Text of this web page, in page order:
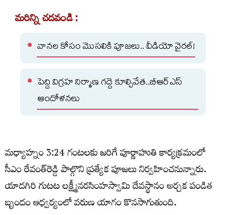
మరిన్ని చదవండి :
వానల కోసం మొసలికి పూజలు.. వీడియో వైరల్!
పెద్ది విగ్రహ నిర్మాణ గద్దె కూల్చివేత..బీఆర్ఎస్
ఆందోళనలు
మధ్యాహ్నం 3:24 గంటలకు జరిగే పూర్ణాహుతి కార్యక్రమంలో
సీఎం రేవంత్‌రెడ్డి పాల్గొని ప్రత్యేక పూజలు నిర్వహించనున్నారు.
యాదగిరి గుటట లక్ష్మీనరసింహస్వామి దేవస్థానం అర్చక పండిత
బృందం ఆధ్వర్యంలో వరుణ యాగం కొనసాగుతుంది.